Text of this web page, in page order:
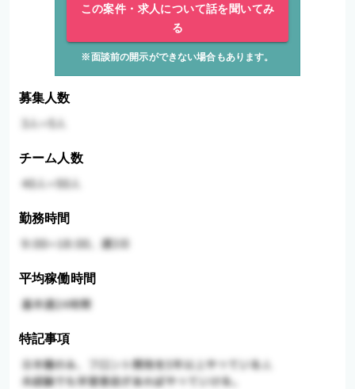
この案件・求人について話を聞いてみ
る
※面談前の開示ができない場合もあります。
募集人数
チーム人数
勤務時間
平均稼働時間
特記事項